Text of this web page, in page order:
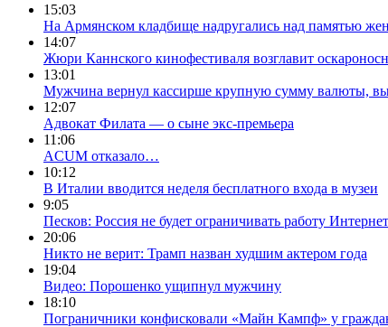
15:03
На Армянском кладбище надругались над памятью
14:07
Жюри Каннского кинофестиваля возглавит
13:01
Мужчина вернул кассирше крупную сумму валюты,
12:07
Адвокат Филата — о сыне экс-премьера
11:06
ACUM отказало…
10:12
В Италии вводится неделя бесплатного входа в музеи
9:05
Песков: Россия не будет ограничивать работу
20:06
Никто не верит: Трамп назван худшим актером года
19:04
Видео: Порошенко ущипнул мужчину
18:10
Пограничники конфисковали «Майн Кампф» у